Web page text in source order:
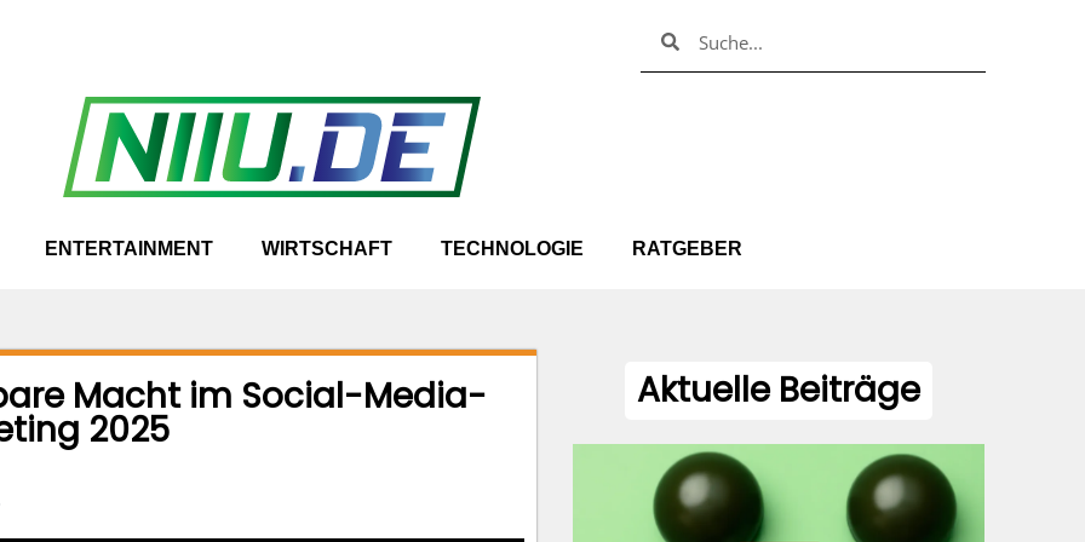
ENTERTAINMENT WIRTSCHAFT TECHNOLOGIE RATGEBER
Macht im Social-Media-
2025
Aktuelle Beiträge